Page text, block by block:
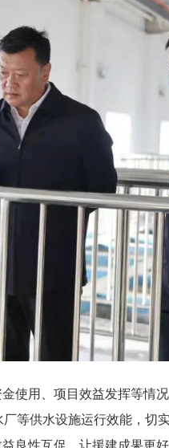
使用、项目效益发挥等情况
等供水设施运行效能，切